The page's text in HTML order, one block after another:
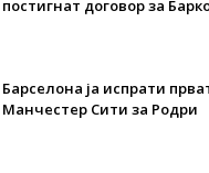
постигнат договор за
Барселона ја испрати
Манчестер Сити за Родри